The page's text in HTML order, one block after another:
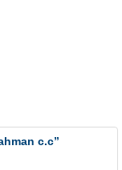
c.c”